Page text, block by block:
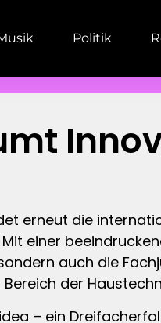
Politik
erneut die
einer
auch die
der
– ein